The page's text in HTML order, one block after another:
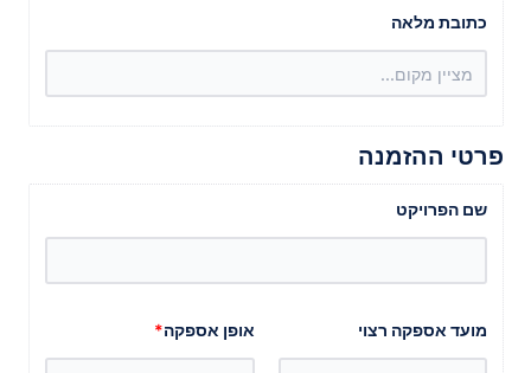
כתובת מלאה
פרטי ההזמנה
שם הפרויקט
מועד אספקה רצוי אופן אספקה*